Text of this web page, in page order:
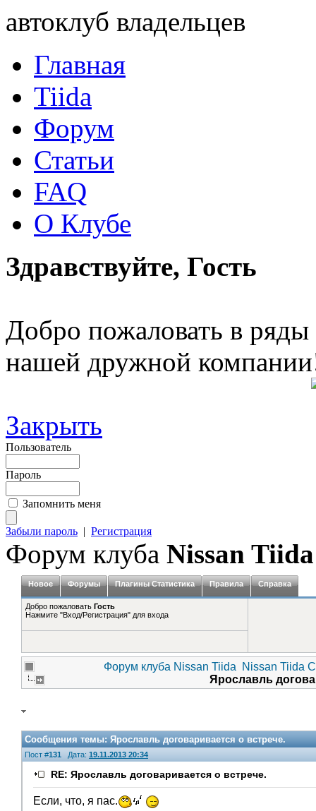
автоклуб владельцев
Главная
Tiida
Форум
Статьи
FAQ
О Клубе
Здравствуйте, Гость
Добро пожаловать в ряды
нашей дружной
Закрыть
Пользователь
Пароль
Запомнить меня
Забыли пароль | Регистрация
Форум клуба Nissan Tiida
Новое Форумы Плагины Статистика Правила Справка
Добро пожаловать Гость
Нажмите "Вход/Регистрация" для входа
Форум клуба Nissan Tiida
Nissan Tiida
Ярославль
Сообщения темы:Ярославль договаривается о встрече.
Пост #131 Дата: 19.11.2013 20:34
RE: Ярославль договаривается о встрече.
Если, что, я пас.